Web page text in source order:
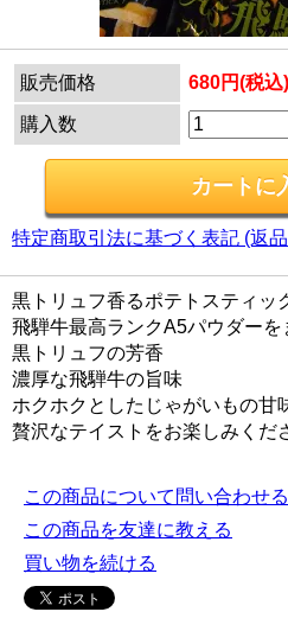
販売価格 680円(税込)
購入数
特定商取引法に基づく表記 (返
黒トリュフ香るポテトスティッ
飛騨牛最高ランクA5パウダーを
黒トリュフの芳香
濃厚な飛騨牛の旨味
ホクホクとしたじゃがいもの甘
贅沢なテイストをお楽しみくだ
この商品について問い合わせる
この商品を友達に教える
買い物を続ける